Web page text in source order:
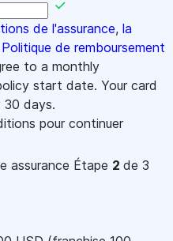
de l'assurance, la
Politique de remboursement
to a monthly
start date. Your card
30 days.
pour continuer
assurance Étape 2 de 3